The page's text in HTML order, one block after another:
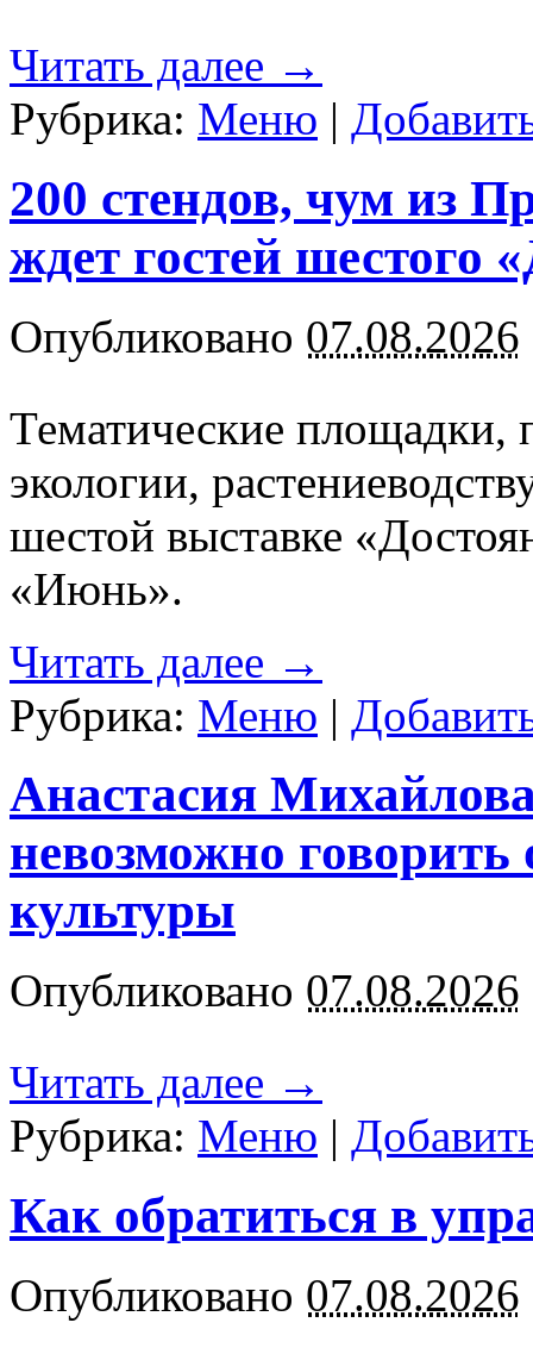
Читать далее →
Рубрика: Меню |
200 стендов, чум из
ждет гостей шестого
Опубликовано 07.08.2026
Тематические площадки,
экологии,
шестой выставке
«Июнь».
Читать далее →
Рубрика: Меню |
Анастасия
невозможно
культуры
Опубликовано 07.08.2026
Читать далее →
Рубрика: Меню |
Как обратиться в
Опубликовано 07.08.2026